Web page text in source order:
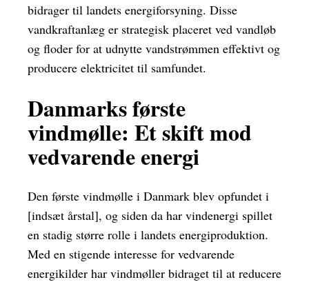
bidrager til landets energiforsyning. Disse
vandkraftanlæg er strategisk placeret ved vandløb
og floder for at udnytte vandstrømmen effektivt og
producere elektricitet til samfundet.
Danmarks første
vindmølle: Et skift mod
vedvarende energi
Den første vindmølle i Danmark blev opfundet i
[indsæt årstal], og siden da har vindenergi spillet
en stadig større rolle i landets energiproduktion.
Med en stigende interesse for vedvarende
energikilder har vindmøller bidraget til at reducere